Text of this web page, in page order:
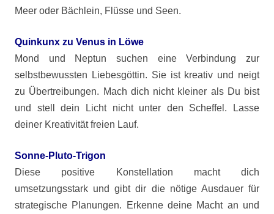
Meer oder Bächlein, Flüsse und Seen.
Quinkunx zu Venus in Löwe
Mond und Neptun suchen eine Verbindung zur
selbstbewussten Liebesgöttin. Sie ist kreativ und neigt
zu Übertreibungen. Mach dich nicht kleiner als Du bist
und stell dein Licht nicht unter den Scheffel. Lasse
deiner Kreativität freien Lauf.
Sonne-Pluto-Trigon
Diese positive Konstellation macht dich
umsetzungsstark und gibt dir die nötige Ausdauer für
strategische Planungen. Erkenne deine Macht an und